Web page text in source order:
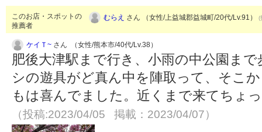
このお店・スポットの
推薦者
むらえ さん （女性/上益城郡益城町/20代/Lv.91） (
ケイＴ~ さん （女性/熊本市/40代/Lv.38）
肥後大津駅まで行き、小雨の中公園ま
シの遊具がど真ん中を陣取って、そこ
もは喜んでました。近くまで来てちょ
（投稿:2023/04/05 掲載：2023/04/07）